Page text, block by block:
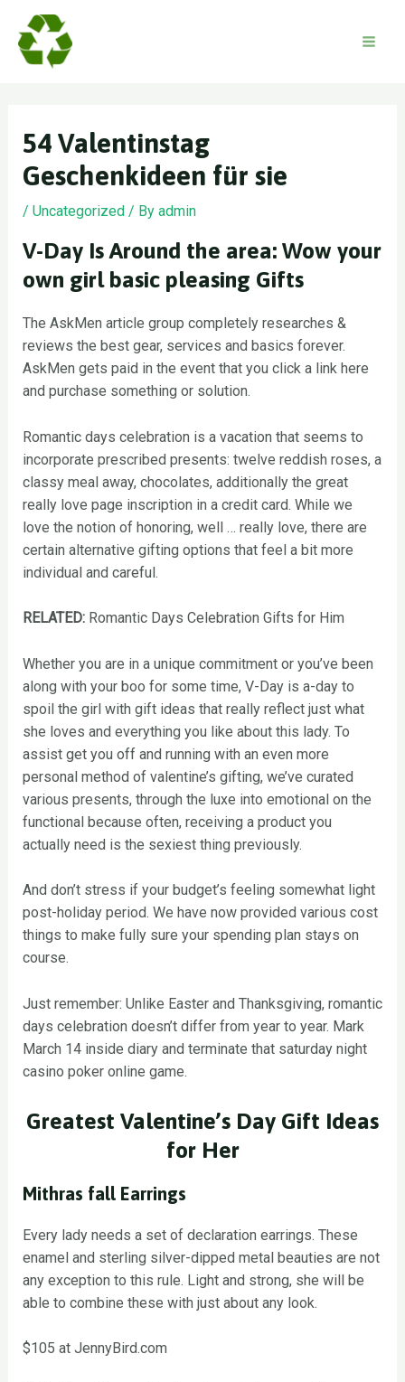
content
54 Valentinstag
Geschenkideen für sie
/ Uncategorized/ By admin
V-Day Is Around the area: Wow your
own girl basic pleasing Gifts
The AskMen article group completely researches &
reviews the best gear, services and basics forever.
AskMen gets paid in the event that you click a link here
and purchase something or solution.
Romantic days celebration is a vacation that seems to
incorporate prescribed presents: twelve reddish roses, a
classy meal away, chocolates, additionally the great
really love page inscription in a credit card. While we
love the notion of honoring, well … really love, there are
certain alternative gifting options that feel a bit more
individual and careful.
RELATED: Romantic Days Celebration Gifts for Him
Whether you are in a unique commitment or you’ve been
along with your boo for some time, V-Day is a-day to
spoil the girl with gift ideas that really reflect just what
she loves and everything you like about this lady. To
assist get you off and running with an even more
personal method of valentine’s gifting, we’ve curated
various presents, through the luxe into emotional on the
functional because often, receiving a product you
actually need is the sexiest thing previously.
And don’t stress if your budget’s feeling somewhat light
post-holiday period. We have now provided various cost
things to make fully sure your spending plan stays on
course.
Just remember: Unlike Easter and Thanksgiving, romantic
days celebration doesn’t differ from year to year. Mark
March 14 inside diary and terminate that saturday night
casino poker online game.
Greatest Valentine’s Day Gift Ideas
for Her
Mithras fall Earrings
Every lady needs a set of declaration earrings. These
enamel and sterling silver-dipped metal beauties are not
any exception to this rule. Light and strong, she will be
able to combine these with just about any look.
$105 at JennyBird.com